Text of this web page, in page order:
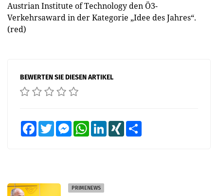
Austrian Institute of Technology den Ö3-
Verkehrsaward in der Kategorie „Idee des Jahres“.
(red)
BEWERTEN SIE DIESEN ARTIKEL
FacebookTwitter MessengerWhatsAppLinkedInXING
PRIMENEWS